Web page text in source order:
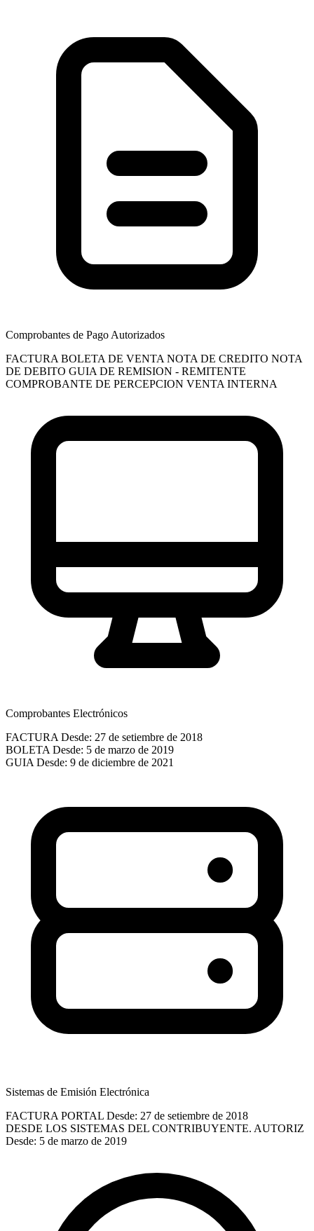
Comprobantes de Pago Autorizados
FACTURA BOLETA DE VENTA NOTA DE CREDITO NOTA
DE DEBITO GUIA DE REMISION - REMITENTE
COMPROBANTE DE PERCEPCION VENTA INTERNA
Comprobantes Electrónicos
FACTURA Desde: 27 de setiembre de 2018
BOLETA Desde: 5 de marzo de 2019
GUIA Desde: 9 de diciembre de 2021
Sistemas de Emisión Electrónica
FACTURA PORTAL Desde: 27 de setiembre de 2018
DESDE LOS SISTEMAS DEL CONTRIBUYENTE. AUTORIZ
Desde: 5 de marzo de 2019